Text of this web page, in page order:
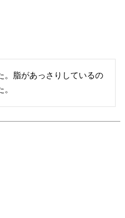
。脂があっさりしているの